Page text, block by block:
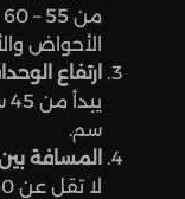
الأحواض
ارتفاع
سم.
المسافة
لا تقل عن 60 سم لضمان سهولة الحركة والأمان.